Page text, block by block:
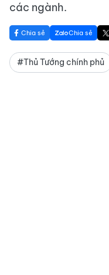
các ngành.
Chia sẻ Chia sẻ
#Thủ Tướng chính phủ